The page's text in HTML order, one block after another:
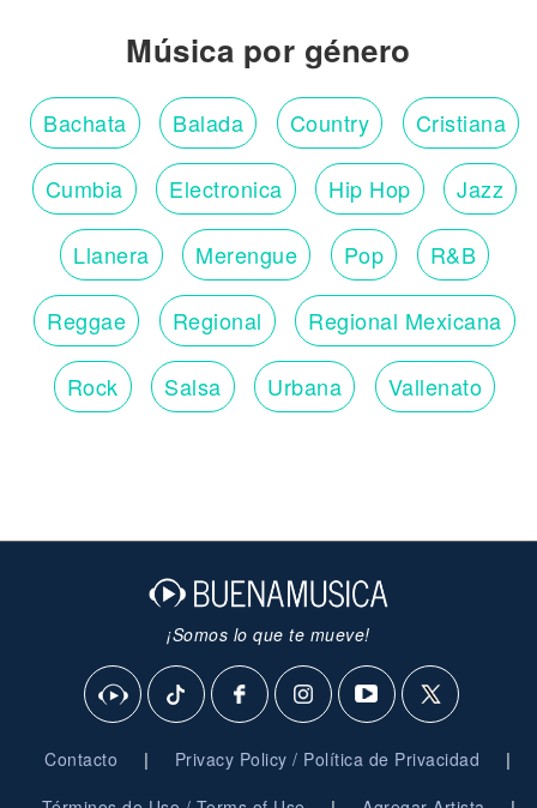
Música por género
Bachata Balada Country Cristiana
Cumbia Electronica Hip Hop Jazz
Llanera Merengue Pop R&B
Reggae Regional Regional Mexicana
Rock Salsa Urbana Vallenato
¡Somos lo que te mueve!
Contacto | Privacy Policy / Política de Privacidad |